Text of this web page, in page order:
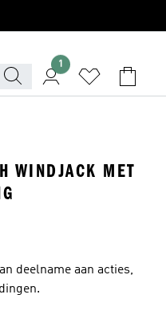
1
WINDJACK MET
deelname aan acties,